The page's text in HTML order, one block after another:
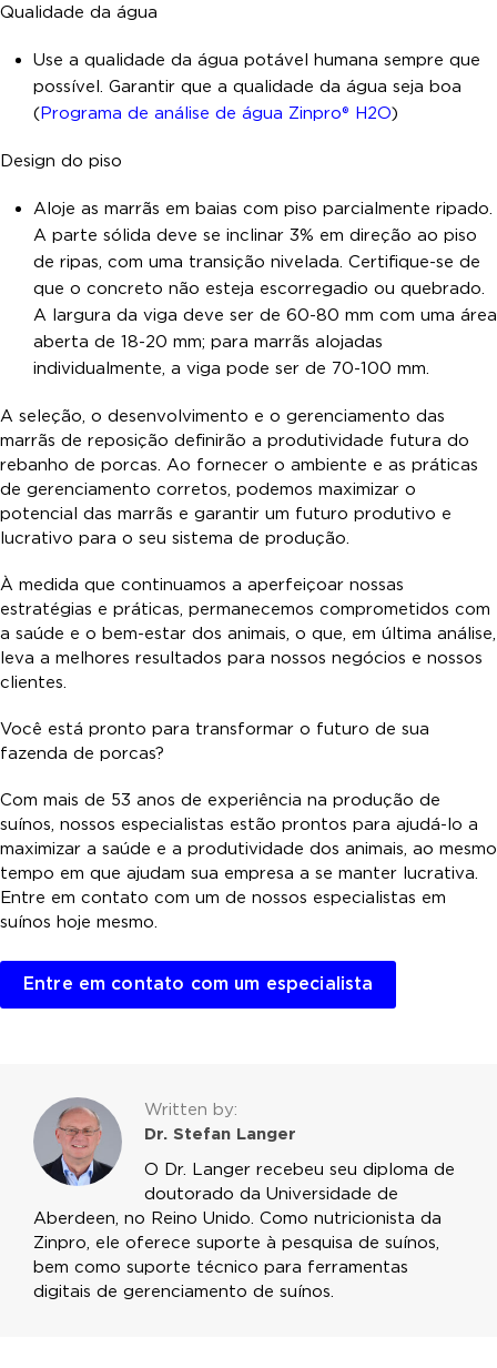
Qualidade da água
Use a qualidade da água potável humana sempre que
possível. Garantir que a qualidade da água seja boa
(Programa de análise de água Zinpro® H2O)
Design do piso
Aloje as marrãs em baias com piso parcialmente ripado.
A parte sólida deve se inclinar 3% em direção ao piso
de ripas, com uma transição nivelada. Certifique-se de
que o concreto não esteja escorregadio ou quebrado.
A largura da viga deve ser de 60-80 mm com uma área
aberta de 18-20 mm; para marrãs alojadas
individualmente, a viga pode ser de 70-100 mm.
A seleção, o desenvolvimento e o gerenciamento das
marrãs de reposição definirão a produtividade futura do
rebanho de porcas. Ao fornecer o ambiente e as práticas
de gerenciamento corretos, podemos maximizar o
potencial das marrãs e garantir um futuro produtivo e
lucrativo para o seu sistema de produção.
À medida que continuamos a aperfeiçoar nossas
estratégias e práticas, permanecemos comprometidos com
a saúde e o bem-estar dos animais, o que, em última análise,
leva a melhores resultados para nossos negócios e nossos
clientes.
Você está pronto para transformar o futuro de sua
fazenda de porcas?
Com mais de 53 anos de experiência na produção de
suínos, nossos especialistas estão prontos para ajudá-lo a
maximizar a saúde e a produtividade dos animais, ao mesmo
tempo em que ajudam sua empresa a se manter lucrativa.
Entre em contato com um de nossos especialistas em
suínos hoje mesmo.
Entre em contato com um especialista
Written by:
Dr. Stefan Langer
O Dr. Langer recebeu seu diploma de
doutorado da Universidade de
Aberdeen, no Reino Unido. Como nutricionista da
Zinpro, ele oferece suporte à pesquisa de suínos,
bem como suporte técnico para ferramentas
digitais de gerenciamento de suínos.